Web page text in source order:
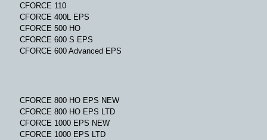
CFORCE 110
CFORCE 400L EPS
CFORCE 500 HO
CFORCE 600 S EPS
CFORCE 600 Advanced EPS
CFORCE 800 HO EPS NEW
CFORCE 800 HO EPS LTD
CFORCE 1000 EPS NEW
CFORCE 1000 EPS LTD